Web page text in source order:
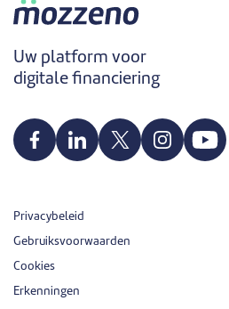
Uw platform voor
digitale financiering
Privacybeleid
Gebruiksvoorwaarden
Cookies
Erkenningen